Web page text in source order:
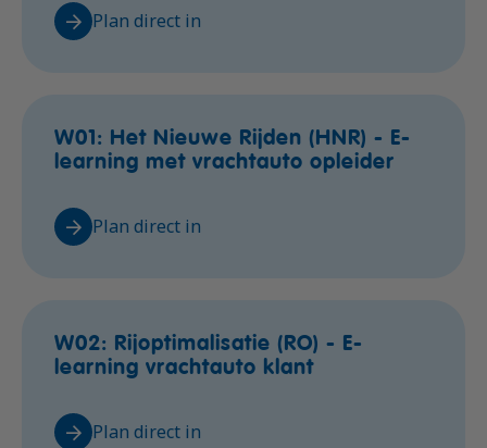
Plan direct in
W01: Het Nieuwe Rijden (HNR) - E-
learning met vrachtauto opleider
Plan direct in
W02: Rijoptimalisatie (RO) - E-
learning vrachtauto klant
Plan direct in